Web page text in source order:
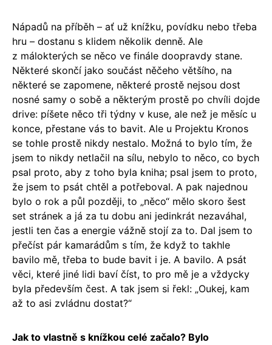
Nápadů na příběh – ať už knížku, povídku nebo třeba
hru – dostanu s klidem několik denně. Ale
z málokterých se něco ve finále doopravdy stane.
Některé skončí jako součást něčeho většího, na
některé se zapomene, některé prostě nejsou dost
nosné samy o sobě a některým prostě po chvíli dojde
drive: píšete něco tři týdny v kuse, ale než je měsíc u
konce, přestane vás to bavit. Ale u Projektu Kronos
se tohle prostě nikdy nestalo. Možná to bylo tím, že
jsem to nikdy netlačil na sílu, nebylo to něco, co bych
psal proto, aby z toho byla kniha; psal jsem to proto,
že jsem to psát chtěl a potřeboval. A pak najednou
bylo o rok a půl později, to „něco“ mělo skoro šest
set stránek a já za tu dobu ani jedinkrát nezaváhal,
jestli ten čas a energie vážně stojí za to. Dal jsem to
přečíst pár kamarádům s tím, že když to takhle
bavilo mě, třeba to bude bavit i je. A bavilo. A psát
věci, které jiné lidi baví číst, to pro mě je a vždycky
byla především čest. A tak jsem si řekl: „Oukej, kam
až to asi zvládnu dostat?“
Jak to vlastně s knížkou celé začalo? Bylo